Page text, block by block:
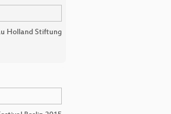
Holland Stiftung